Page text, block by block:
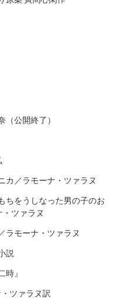
公開終了）
／ラモーナ・ツァラヌ
ちをうしなった男の子のお
ツァラヌ
モーナ・ツァラヌ
説
』
ツァラヌ訳